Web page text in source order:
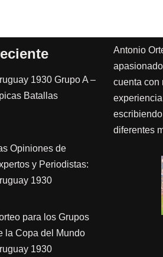
1930 Grupo A –
Batallas
Opiniones de
y Periodistas:
1930
para los Grupos
la Copa del Mundo
1930
Antonio
cuenta con
diferentes